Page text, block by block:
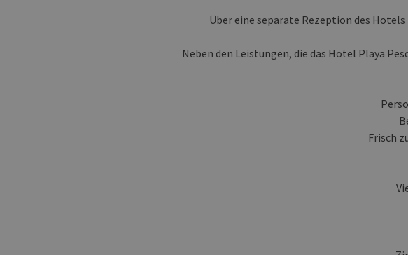
Über eine separate Rezeption des
Neben den Leistungen, die das Hotel Playa
Frisch